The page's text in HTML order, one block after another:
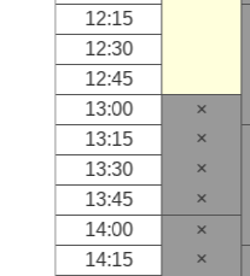
12:15
12:30
12:45
13:00
×
13:15
×
13:30
×
13:45
×
14:00
×
14:15
×